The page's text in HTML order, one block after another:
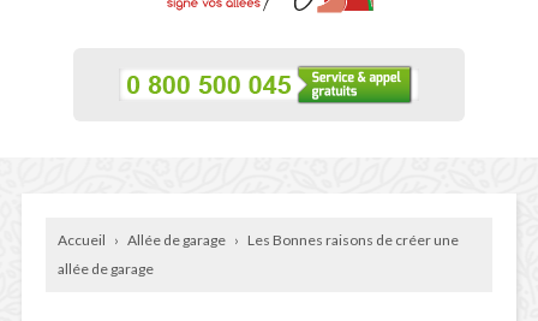
Accueil › Allée de garage › Les Bonnes raisons de créer une
allée de garage